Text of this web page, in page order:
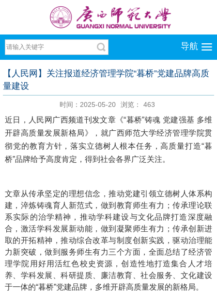
导航
【人民网】关注报道经济管理学院“暮桥”党建品牌高质
量建设
时间：2025-05-20 浏览： 463
近日，人民网广西频道刊发文章《“暮桥”铸魂 党建强基 多维
开辟高质量发展新格局》，就广西师范大学经济管理学院贯
彻党的教育方针，落实立德树人根本任务，高质量打造“暮
桥”品牌给予高度肯定，得到社会各界广泛关注。
文章从传承坚定的理想信念，推动党建引领立德树人体系构
建，淬炼铸魂育人新范式，做到教育师生有力；传承理论联
系实际的治学精神，推动学科建设与文化品牌打造深度融
合，激活学科发展新动能，做到凝聚师生有力；传承创新进
取的开拓精神，推动综合改革与制度创新实践，驱动治理能
力新突破，做到服务师生有力三个方面，全面总结了经济管
理学院用好用活红色校史资源，创造性地打造集合人才培
养、学科发展、科研提质、廉洁教育、社会服务、文化建设
于一体的“暮桥”党建品牌，多维开辟高质量发展的新格局。